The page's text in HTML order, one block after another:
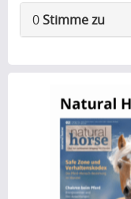
0Stimme zu